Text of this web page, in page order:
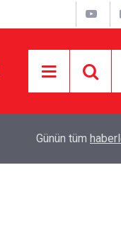
8 yılda 29 kat arttı!
Günün tüm